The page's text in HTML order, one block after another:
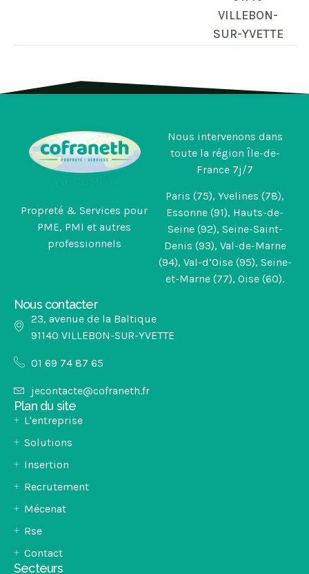
VILLEBON-
SUR-YVETTE​
Propreté & Services pour
PME, PMI et autres
professionnels
Nous intervenons dans
toute la région Île-de-
France 7j/7
Paris (75), Yvelines (78),
Essonne (91), Hauts-de-
Seine (92), Seine-Saint-
Denis (93), Val-de-Marne
(94), Val-d’Oise (95), Seine-
et-Marne (77), Oise (60).
Nous contacter
23, avenue de la Baltique
91140 VILLEBON-SUR-YVETTE​
01 69 74 87 65
jecontacte@cofraneth.fr
Plan du site
L'entreprise
Solutions
Insertion
Recrutement
Mécenat
Rse
Contact
Secteurs